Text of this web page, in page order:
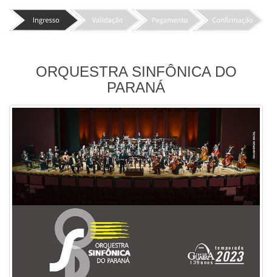
ORQUESTRA SINFÔNICA DO
PARANÁ